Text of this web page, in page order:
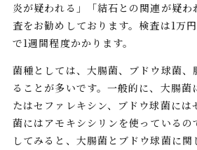
炎が疑われる」「結石との関連が疑
査をお勧めしております。検査は1万
で1週間程度かかります。
菌種としては、大腸菌、ブドウ球菌
ることが多いです。一般的に、大腸菌
たはセファレキシン、ブドウ球菌には
菌にはアモキシシリンを使っているの
してみると、大腸菌とブドウ球菌に関